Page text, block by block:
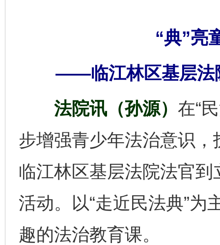
“典”亮
——临江林区基层法
法院讯（孙源） 在“
步增强青少年法治意识
临江林区基层法院法官
活动。以“走近民法典”为
趣的法治教育课。